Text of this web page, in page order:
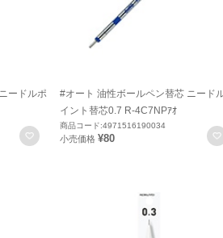
ードルポ
お気に入りに登録
#オート 油性ボールペン替芯 ニード
イント替芯0.7 R-4C7NPｱｵ
商品コード:4971516190034
小売価格 ¥80